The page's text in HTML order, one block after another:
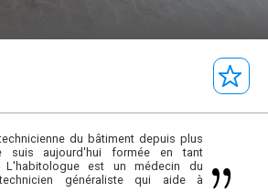
du bâtiment depuis plus
aujourd'hui formée en tant
L'habitologue est un médecin du
généraliste qui aide à